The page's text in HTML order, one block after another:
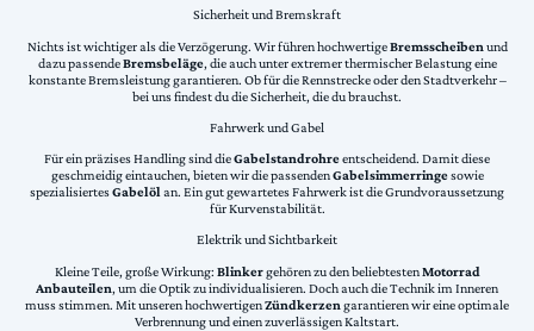
Sicherheit und Bremskraft
Nichts ist wichtiger als die Verzögerung. Wir führen hochwertigeBremsscheiben und
dazu passendeBremsbeläge, die auch unter extremer thermischer Belastung eine
konstante Bremsleistung garantieren. Ob für die Rennstrecke oder den Stadtverkehr –
bei uns findest du die Sicherheit, die du brauchst.
Fahrwerk und Gabel
Für ein präzises Handling sind dieGabelstandrohreentscheidend. Damit diese
geschmeidig eintauchen, bieten wir die passendenGabelsimmerringesowie
spezialisiertesGabelölan. Ein gut gewartetes Fahrwerk ist die Grundvoraussetzung
für Kurvenstabilität.
Elektrik und Sichtbarkeit
Kleine Teile, große Wirkung: Blinkergehören zu den beliebtestenMotorrad
Anbauteilen, um die Optik zu individualisieren. Doch auch die Technik im Inneren
muss stimmen. Mit unseren hochwertigenZündkerzen garantieren wir eine optimale
Verbrennung und einen zuverlässigen Kaltstart.